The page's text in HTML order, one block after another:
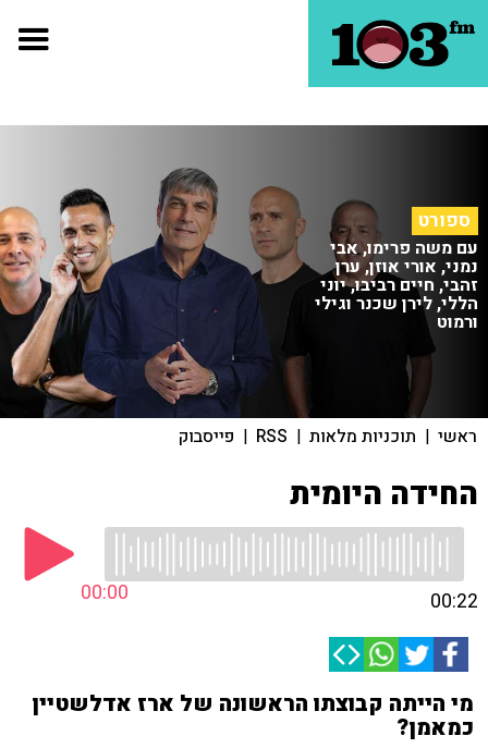
ספורט
עם משה פרימו, אבי
נמני, אורי אוזן, ערן
זהבי, חיים רביבו, יוני
הללי, לירן שכנר וגילי
ורמוט
ראשי | תוכניות מלאות |
RSS
| פייסבוק
החידה היומית
00:00 00:22
מי הייתה קבוצתו הראשונה של ארז אדלשטיין
כמאמן?